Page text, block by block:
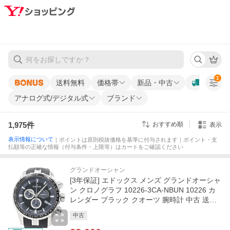
送料無料 価格帯
新品・中古
アナログ式/デジタル式
ブランド
1
1,975件 おすすめ順 表示
表示情報について ｜ポイントは原則税抜価格を基準に付与されます｜ポイント・支
払額等の正確な情報（付与条件・上限等）はカートをご確認ください
グランドオーシャン
[3年保証] エドックス メンズ グランドオーシャ
ン クロノグラフ 10226-3CA-NBUN 10226 カ
レンダー ブラック クオーツ 腕時計 中古 送料
中古